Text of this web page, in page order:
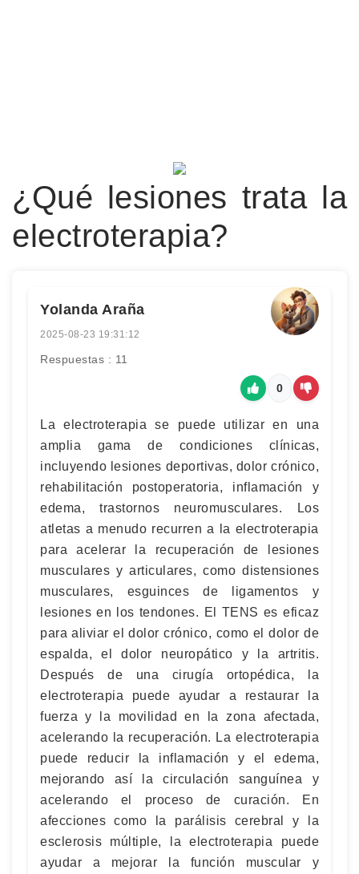
¿Qué lesiones trata la
electroterapia?
Yolanda Araña
2025-08-23 19:31:12
Respuestas : 11
0
La electroterapia se puede utilizar en una
amplia gama de condiciones clínicas,
incluyendo lesiones deportivas, dolor crónico,
rehabilitación postoperatoria, inflamación y
edema, trastornos neuromusculares. Los
atletas a menudo recurren a la electroterapia
para acelerar la recuperación de lesiones
musculares y articulares, como distensiones
musculares, esguinces de ligamentos y
lesiones en los tendones. El TENS es eficaz
para aliviar el dolor crónico, como el dolor de
espalda, el dolor neuropático y la artritis.
Después de una cirugía ortopédica, la
electroterapia puede ayudar a restaurar la
fuerza y la movilidad en la zona afectada,
acelerando la recuperación. La electroterapia
puede reducir la inflamación y el edema,
mejorando así la circulación sanguínea y
acelerando el proceso de curación. En
afecciones como la parálisis cerebral y la
esclerosis múltiple, la electroterapia puede
ayudar a mejorar la función muscular y